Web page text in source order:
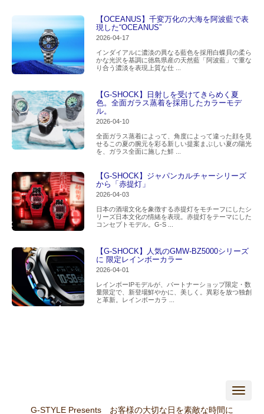
【OCEANUS】千変万化の大海を阿波藍で表
現した“OCEANUS”
2026-04-17
インダイアルに濃淡の異なる藍色を採用白蝶貝の柔ら
かな光沢を基調に徳島県産の天然藍「阿波藍」で重な
り合う濃淡を表現上質な仕 ...
【G-SHOCK】日射しを受けてきらめく夏
色。全面ガラス蒸着を採用したカラーモデ
ル。
2026-04-10
全面ガラス蒸着によって、角度によって違った顔を見
せるこの夏の腕元を彩る新しい提案まぶしい夏の陽光
を、ガラス全面に施した鮮 ...
【G-SHOCK】ジャパンカルチャーシリーズ
から「赤提灯」
2026-04-03
日本の酒場文化を象徴する赤提灯をモチーフにしたシ
リーズ日本文化の情緒を表現。赤提灯をテーマにした
コンセプトモデル。G-S ...
【G-SHOCK】人気のGMW-BZ5000シリーズ
に 限定レインボーカラー
2026-04-01
レインボーIPモデルが、パートナーショップ限定・数
量限定で、新登場鮮やかに、美しく。異彩を放つ独創
と革新。レインボーカラ ...
N
G-STYLE Presents お客様の大切な日を素敵な時間に